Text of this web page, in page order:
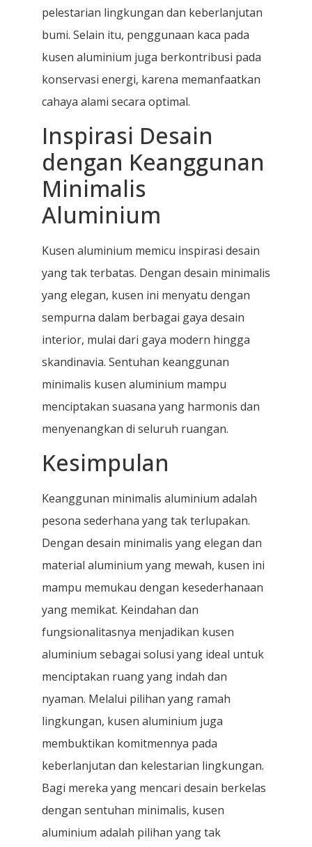
pelestarian lingkungan dan keberlanjutan
bumi. Selain itu, penggunaan kaca pada
kusen aluminium juga berkontribusi pada
konservasi energi, karena memanfaatkan
cahaya alami secara optimal.
Inspirasi Desain
dengan Keanggunan
Minimalis
Aluminium
Kusen aluminium memicu inspirasi desain
yang tak terbatas. Dengan desain minimalis
yang elegan, kusen ini menyatu dengan
sempurna dalam berbagai gaya desain
interior, mulai dari gaya modern hingga
skandinavia. Sentuhan keanggunan
minimalis kusen aluminium mampu
menciptakan suasana yang harmonis dan
menyenangkan di seluruh ruangan.
Kesimpulan
Keanggunan minimalis aluminium adalah
pesona sederhana yang tak terlupakan.
Dengan desain minimalis yang elegan dan
material aluminium yang mewah, kusen ini
mampu memukau dengan kesederhanaan
yang memikat. Keindahan dan
fungsionalitasnya menjadikan kusen
aluminium sebagai solusi yang ideal untuk
menciptakan ruang yang indah dan
nyaman. Melalui pilihan yang ramah
lingkungan, kusen aluminium juga
membuktikan komitmennya pada
keberlanjutan dan kelestarian lingkungan.
Bagi mereka yang mencari desain berkelas
dengan sentuhan minimalis, kusen
aluminium adalah pilihan yang tak